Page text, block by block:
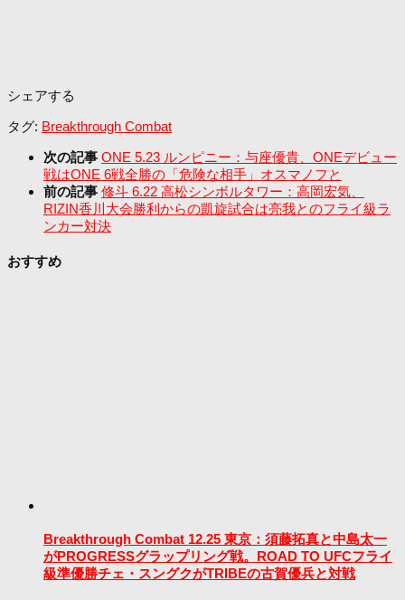
シェアする
タグ: Breakthrough Combat
次の記事 ONE 5.23 ルンピニー：与座優貴、ONEデビュー
戦はONE 6戦全勝の「危険な相手」オスマノフと
前の記事 修斗 6.22 高松シンボルタワー：高岡宏気、
RIZIN香川大会勝利からの凱旋試合は亮我とのフライ級ラ
ンカー対決
おすすめ
Breakthrough Combat 12.25 東京：須藤拓真と中島太一
がPROGRESSグラップリング戦。ROAD TO UFCフライ
級準優勝チェ・スングクがTRIBEの古賀優兵と対戦